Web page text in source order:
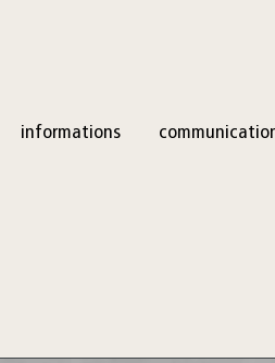
informations